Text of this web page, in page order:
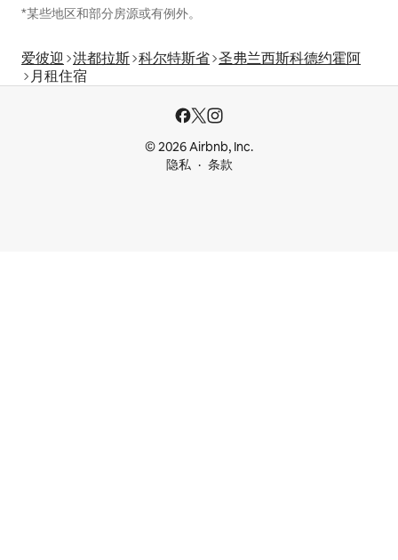
*某些地区和部分房源或有例外。
爱彼迎 洪都拉斯 科尔特斯省 圣弗兰西斯科德约霍阿
月租住宿
© 2026 Airbnb, Inc.
隐私
条款